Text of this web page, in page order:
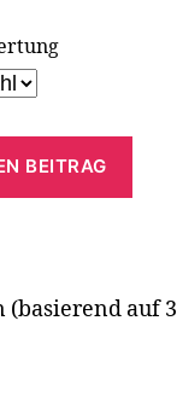
BEITRAG
(basierend auf 3